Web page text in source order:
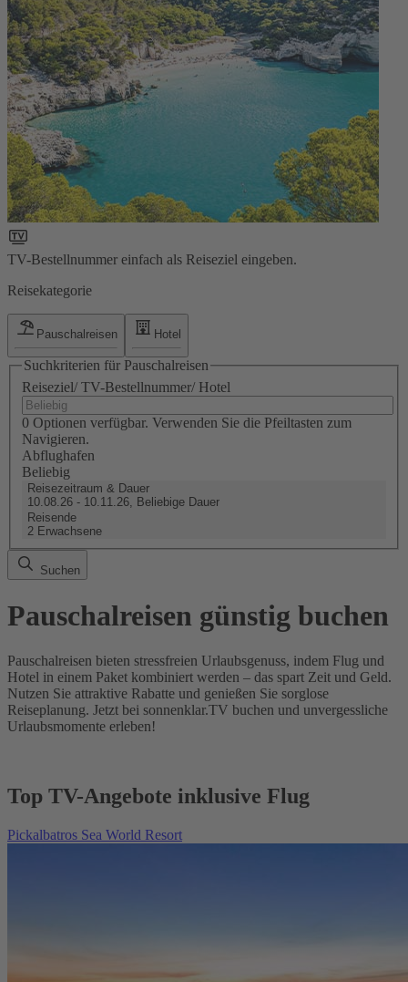
TV-Bestellnummer einfach als Reiseziel eingeben.
Reisekategorie
Pauschalreisen Hotel
Suchkriterien für Pauschalreisen
Reiseziel/ TV-Bestellnummer/ Hotel
0 Optionen verfügbar. Verwenden Sie die Pfeiltasten zum
Navigieren.
Abflughafen
Beliebig
Reisezeitraum & Dauer
10.08.26 - 10.11.26, Beliebige Dauer
Reisende
2 Erwachsene
Suchen
Pauschalreisen günstig buchen
Pauschalreisen bieten stressfreien Urlaubsgenuss, indem Flug und
Hotel in einem Paket kombiniert werden – das spart Zeit und Geld.
Nutzen Sie attraktive Rabatte und genießen Sie sorglose
Reiseplanung. Jetzt bei sonnenklar.TV buchen und unvergessliche
Urlaubsmomente erleben!
Top TV-Angebote inklusive Flug
Pickalbatros Sea World Resort